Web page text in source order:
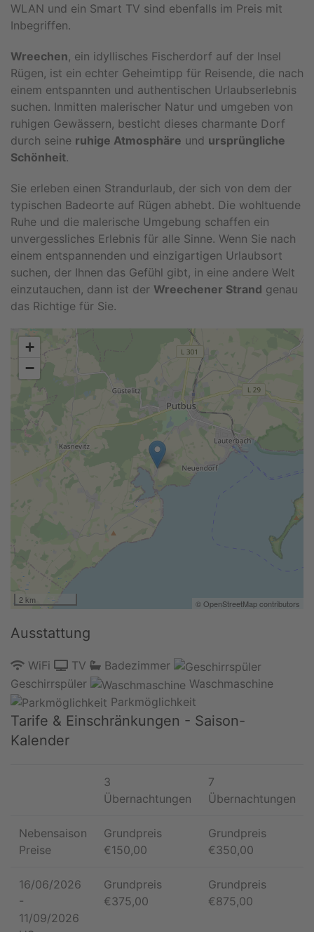
WLAN und ein Smart TV sind ebenfalls im Preis mit
Inbegriffen.
Wreechen, ein idyllisches Fischerdorf auf der Insel
Rügen, ist ein echter Geheimtipp für Reisende, die nach
einem entspannten und authentischen Urlaubserlebnis
suchen. Inmitten malerischer Natur und umgeben von
ruhigen Gewässern, besticht dieses charmante Dorf
durch seine ruhige Atmosphäre und ursprüngliche
Schönheit.
Sie erleben einen Strandurlaub, der sich von dem der
typischen Badeorte auf Rügen abhebt. Die wohltuende
Ruhe und die malerische Umgebung schaffen ein
unvergessliches Erlebnis für alle Sinne. Wenn Sie nach
einem entspannenden und einzigartigen Urlaubsort
suchen, der Ihnen das Gefühl gibt, in eine andere Welt
einzutauchen, dann ist der Wreechener Strand genau
das Richtige für Sie.
+
−
2 km © OpenStreetMap contributors
Ausstattung
WiFi TV
Badezimmer
Geschirrspüler
Waschmaschine
Parkmöglichkeit
Tarife & Einschränkungen - Saison-
Kalender
3
Übernachtungen
7
Übernachtungen
Nebensaison
Preise
Grundpreis
€150,00
Grundpreis
€350,00
16/06/2026
-
11/09/2026
Grundpreis
€375,00
Grundpreis
€875,00